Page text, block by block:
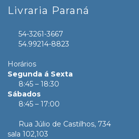
Livraria Paraná
54-3261-3667
54.99214-8823
Horários
Segunda á Sexta
8:45 – 18:30
Sábados
8:45 – 17:00
Rua Júlio de Castilhos, 734
sala 102,103